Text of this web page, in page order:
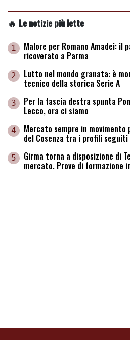
🔥 Le notizie più lette
1 Malore per Romano Amadei: il
ricoverato a Parma
2 Lutto nel mondo granata: è
tecnico della storica Serie A
3 Per la fascia destra spunta
Lecco, ora ci siamo
4 Mercato sempre in movimento
del Cosenza tra i profili seguiti
5 Girma torna a disposizione di
mercato. Prove di formazione